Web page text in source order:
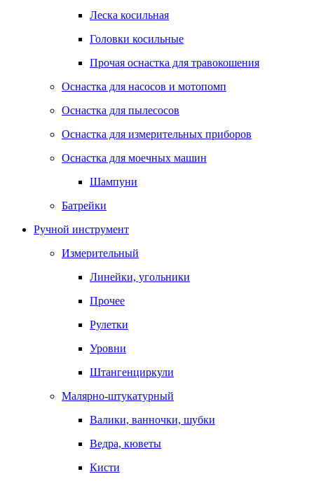
Леска косильная
Головки косильные
Прочая оснастка для травокошения
Оснастка для насосов и мотопомп
Оснастка для пылесосов
Оснастка для измерительных приборов
Оснастка для моечных машин
Шампуни
Батрейки
Ручной инструмент
Измерительный
Линейки, угольники
Прочее
Рулетки
Уровни
Штангенциркули
Малярно-штукатурный
Валики, ванночки, шубки
Ведра, кюветы
Кисти